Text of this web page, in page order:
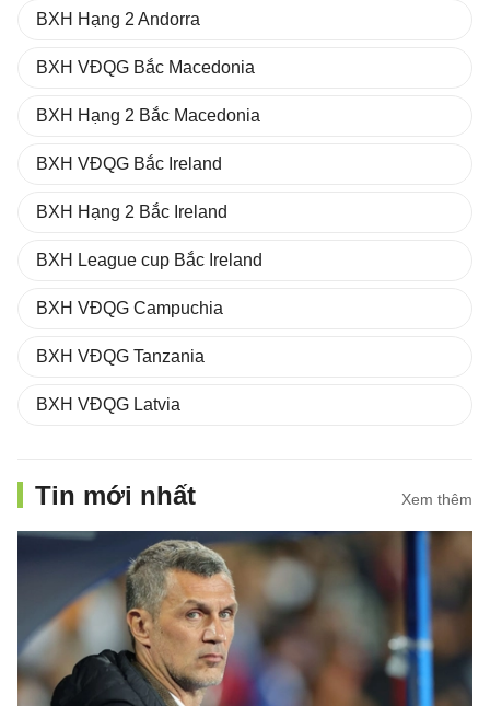
BXH Hạng 2 Andorra
BXH VĐQG Bắc Macedonia
BXH Hạng 2 Bắc Macedonia
BXH VĐQG Bắc Ireland
BXH Hạng 2 Bắc Ireland
BXH League cup Bắc Ireland
BXH VĐQG Campuchia
BXH VĐQG Tanzania
BXH VĐQG Latvia
Tin mới nhất Xem thêm